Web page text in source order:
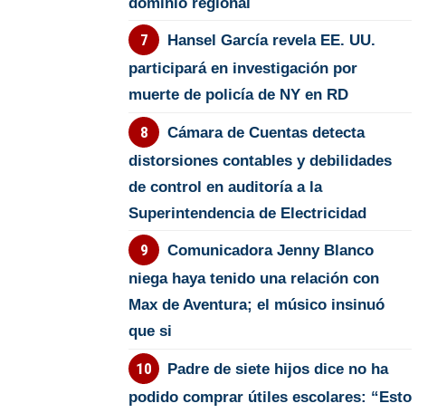
Hansel García revela EE. UU.
participará en investigación por
muerte de policía de NY en RD
Cámara de Cuentas detecta
distorsiones contables y debilidades
de control en auditoría a la
Superintendencia de Electricidad
Comunicadora Jenny Blanco
niega haya tenido una relación con
Max de Aventura; el músico insinuó
que si
Padre de siete hijos dice no ha
podido comprar útiles escolares: “Esto